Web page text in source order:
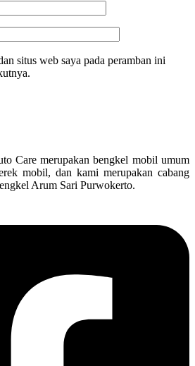
situs web saya pada peramban ini
Care merupakan bengkel mobil umum
mobil, dan kami merupakan cabang
Arum Sari Purwokerto.